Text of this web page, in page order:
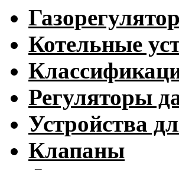
Котельные
Регуляторы
Устройства
Клапаны